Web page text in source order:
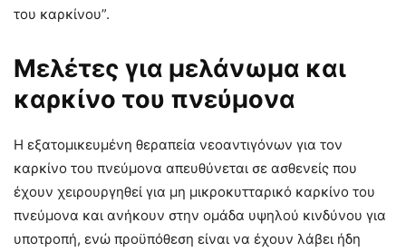
του καρκίνου”.
Μελέτες για μελάνωμα και
καρκίνο του πνεύμονα
Η εξατομικευμένη θεραπεία νεοαντιγόνων για τον
καρκίνο του πνεύμονα απευθύνεται σε ασθενείς που
έχουν χειρουργηθεί για μη μικροκυτταρικό καρκίνο του
πνεύμονα και ανήκουν στην ομάδα υψηλού κινδύνου για
υποτροπή, ενώ προϋπόθεση είναι να έχουν λάβει ήδη